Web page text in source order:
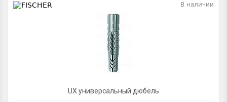
UX универсальный дюбель
В наличии